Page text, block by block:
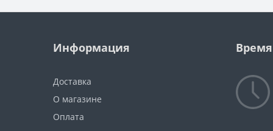
Информация
Доставка
О магазине
Оплата